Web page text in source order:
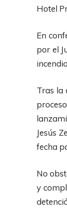
Hotel
En
por el
Tras la
Jesús
fecha
No
y